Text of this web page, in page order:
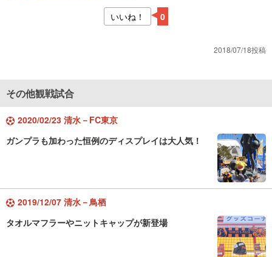
いいね！ 0
2018/07/18投稿
その他観戦試合
2020/02/23 清水－FC東京
ガンプラも加わった恒例のディスプレイは大人気！
2019/12/07 清水－鳥栖
タオルマフラーやニットキャップが新登場